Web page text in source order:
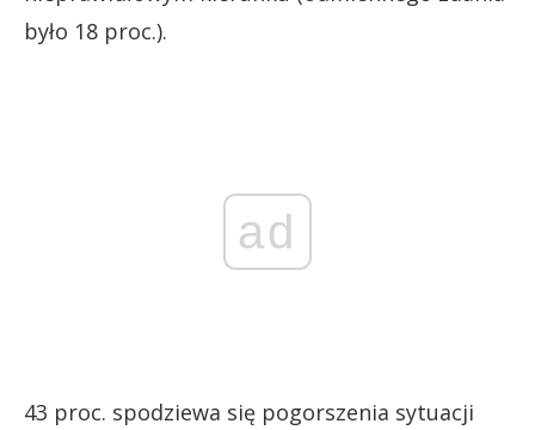
było 18 proc.).
ad
43 proc. spodziewa się pogorszenia sytuacji